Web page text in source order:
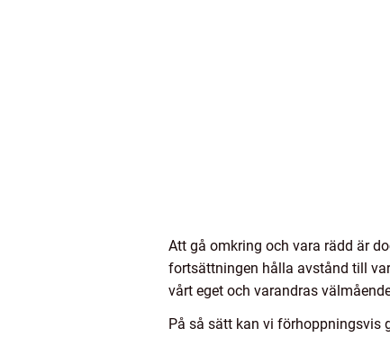
Att gå omkring och vara rädd är
fortsättningen hålla avstånd till
vårt eget och varandras
På så sätt kan vi förhoppningsvis